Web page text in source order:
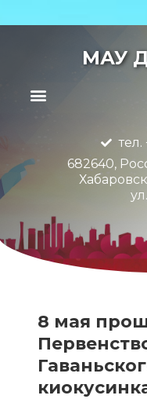
МАУ
тел.
682640,
8 мая